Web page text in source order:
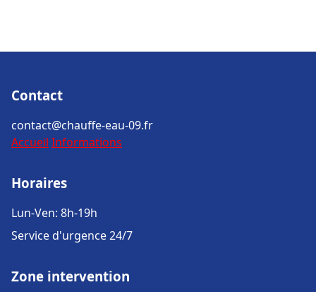
Contact
contact@chauffe-eau-09.fr
Accueil Informations
Horaires
Lun-Ven: 8h-19h
Service d'urgence 24/7
Zone intervention